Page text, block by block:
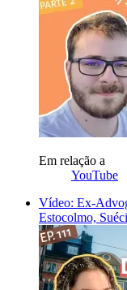
Em relação a
YouTube
Vídeo: Ex-
Estocolmo,